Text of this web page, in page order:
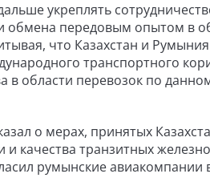
укреплять
обмена передовым опытом в
что Казахстан и
транспортного
в области перевозок по
о мерах, принятых
качества транзитных
румынские